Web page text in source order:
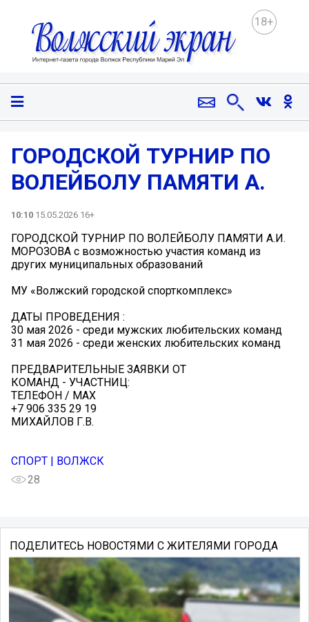
18+
ГОРОДСКОЙ ТУРНИР ПО
ВОЛЕЙБОЛУ ПАМЯТИ А.
10:10 15.05.2026 16+
ГОРОДСКОЙ ТУРНИР ПО ВОЛЕЙБОЛУ ПАМЯТИ А.И.
МОРОЗОВА с возможностью участия команд из
других муниципальных образований
МУ «Волжский городской спорткомплекс»
ДАТЫ ПРОВЕДЕНИЯ :
30 мая 2026 - среди мужских любительских команд
31 мая 2026 - среди женских любительских команд
ПРЕДВАРИТЕЛЬНЫЕ ЗАЯВКИ ОТ
КОМАНД - УЧАСТНИЦ:
ТЕЛЕФОН / МАХ
+7 906 335 29 19
МИХАЙЛОВ Г.В.
СПОРТ | ВОЛЖСК
28
ПОДЕЛИТЕСЬ НОВОСТЯМИ С ЖИТЕЛЯМИ ГОРОДА